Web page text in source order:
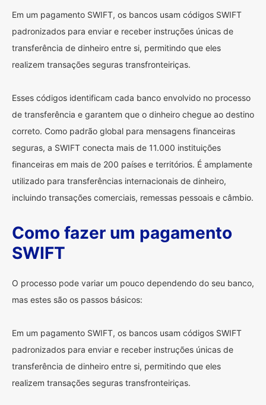
Em um pagamento SWIFT, os bancos usam códigos SWIFT
padronizados para enviar e receber instruções únicas de
transferência de dinheiro entre si, permitindo que eles
realizem transações seguras transfronteiriças.
Esses códigos identificam cada banco envolvido no processo
de transferência e garantem que o dinheiro chegue ao destino
correto. Como padrão global para mensagens financeiras
seguras, a SWIFT conecta mais de 11.000 instituições
financeiras em mais de 200 países e territórios. É amplamente
utilizado para transferências internacionais de dinheiro,
incluindo transações comerciais, remessas pessoais e câmbio.
Como fazer um pagamento
SWIFT
O processo pode variar um pouco dependendo do seu banco,
mas estes são os passos básicos:
Em um pagamento SWIFT, os bancos usam códigos SWIFT
padronizados para enviar e receber instruções únicas de
transferência de dinheiro entre si, permitindo que eles
realizem transações seguras transfronteiriças.